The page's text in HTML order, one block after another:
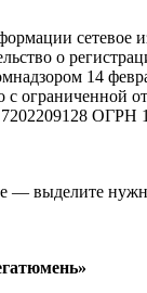
сетевое
о
14
ограниченной
ОГРН
— выделите